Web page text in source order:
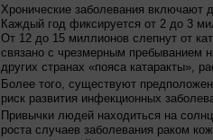
Хронические заболевания включают
Каждый год фиксируется от 2 до 3
От 12 до 15 миллионов слепнут от
связано с чрезмерным пребыванием
других странах «пояса катаракты»,
Более того, существуют
риск развития инфекционных
Привычки людей находиться на
роста случаев заболевания раком